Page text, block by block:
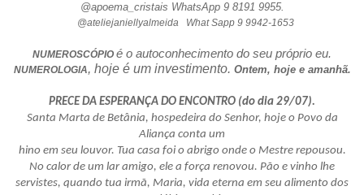
@apoema_cristais WhatsApp 9 8191 9955.
@ateliejaniellyalmeida What Sapp 9 9942-1653
NUMEROSCÓPIO é o autoconhecimento do seu próprio eu.
NUMEROLOGIA, hoje é um investimento. Ontem, hoje e amanhã.
PRECE DA ESPERANÇA DO ENCONTRO (do dia 29/07).
Santa Marta de Betânia, hospedeira do Senhor, hoje o Povo da
Aliança conta um
hino em seu louvor. Tua casa foi o abrigo onde o Mestre repousou.
No calor de um lar amigo, ele a força renovou. Pão e vinho lhe
servistes, quando tua irmã, Maria, vida eterna em seu alimento dos